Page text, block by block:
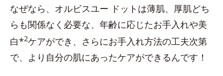
なぜなら、オルビスユー ドットは薄肌、厚肌どち
らも関係なく必要な、年齢に応じたお手入れや美
白*2ケアができ、さらにお手入れ方法の工夫次第
で、より自分の肌にあったケアができるんです！